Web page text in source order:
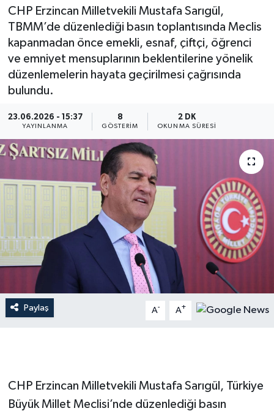
CHP Erzincan Milletvekili Mustafa Sarıgül,
TBMM’de düzenlediği basın toplantısında Meclis
kapanmadan önce emekli, esnaf, çiftçi, öğrenci
ve emniyet mensuplarının beklentilerine yönelik
düzenlemelerin hayata geçirilmesi çağrısında
bulundu.
23.06.2026 - 15:37
YAYINLANMA
8
GÖSTERIM
2 DK
OKUNMA SÜRESI
Paylaş A- A+
CHP Erzincan Milletvekili Mustafa Sarıgül, Türkiye
Büyük Millet Meclisi’nde düzenlediği basın